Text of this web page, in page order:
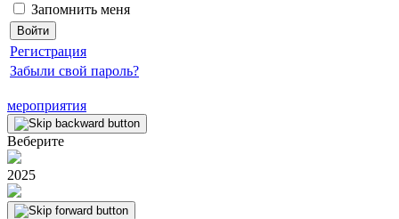
Запомнить меня
Регистрация
Забыли свой пароль?
мероприятия
Веберите
2025